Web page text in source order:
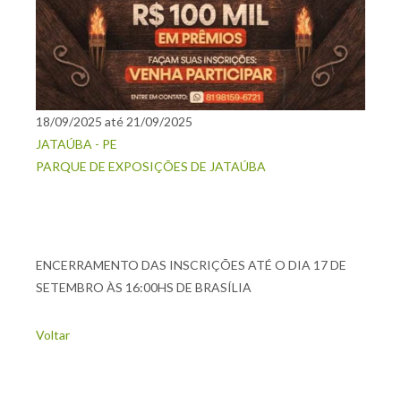
18/09/2025 até 21/09/2025
JATAÚBA - PE
PARQUE DE EXPOSIÇÕES DE JATAÚBA
ENCERRAMENTO DAS INSCRIÇÕES ATÉ O DIA 17 DE
SETEMBRO ÀS 16:00HS DE BRASÍLIA
Voltar